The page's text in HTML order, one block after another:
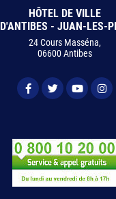
HÔTEL DE VILLE
D'ANTIBES - JUAN-LES-
24 Cours Masséna,
06600 Antibes